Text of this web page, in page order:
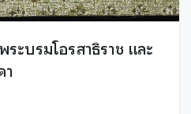
ะบรมโอรสาธิราช และ